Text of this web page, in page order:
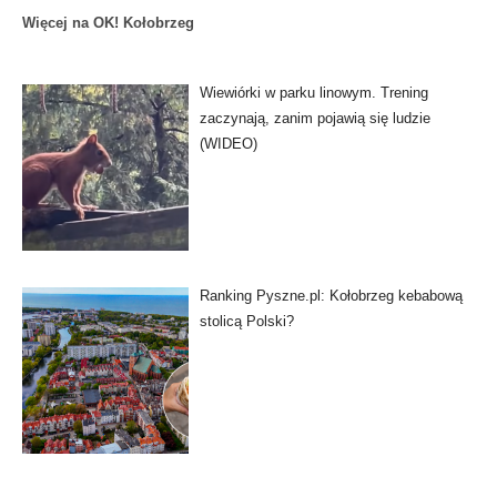
Więcej na OK! Kołobrzeg
Wiewiórki w parku linowym. Trening
zaczynają, zanim pojawią się ludzie
(WIDEO)
Ranking Pyszne.pl: Kołobrzeg kebabową
stolicą Polski?